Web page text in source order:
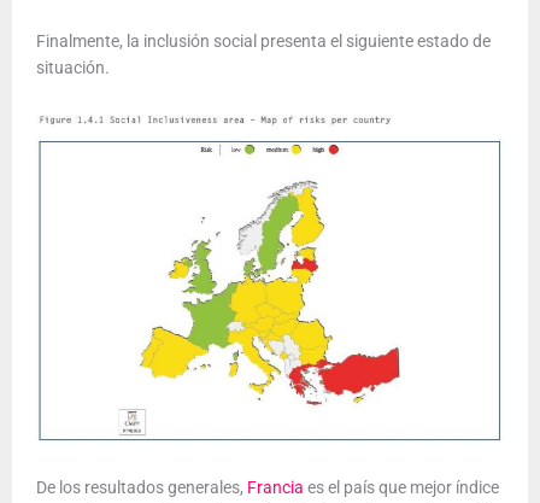
Finalmente, la inclusión social presenta el siguiente estado de
situación.
De los resultados generales, Francia es el país que mejor índice